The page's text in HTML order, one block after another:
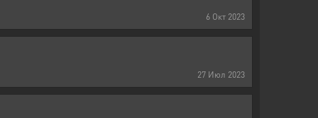
6 Окт 2023
27 Июл 2023